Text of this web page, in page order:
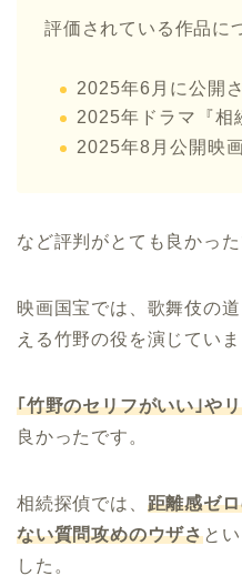
評価されている作品に
2025年6月に公開
2025年ドラマ『相
2025年8月公開映
など評判がとても良かった
映画国宝では、歌舞伎の
える竹野の役を演じていま
｢竹野のセリフがいい｣や
良かったです。
相続探偵では、 距離感ゼ
ない質問攻めのウザさと
した。